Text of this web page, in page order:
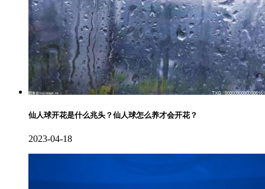
仙人球开花是什么兆头？仙人球怎么养才会开花？
2023-04-18